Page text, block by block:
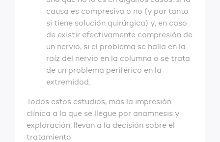
causa es compresiva o no (y por tanto
si tiene solución quirúrgica) y, en caso
de existir efectivamente compresión de
un nervio, si el problema se halla en la
raíz del nervio en la columna o se trata
de un problema periférico en la
extremidad.
Todos estos estudios, más la impresión
clínica a la que se llegue por anamnesis y
exploración, llevan a la decisión sobre el
tratamiento.